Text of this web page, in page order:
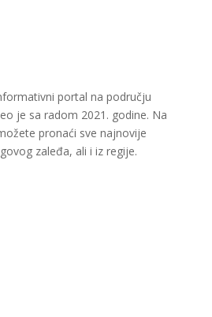
portal na području
je sa radom 2021. godine. Na
pronaći sve najnovije
zaleđa, ali i iz regije.